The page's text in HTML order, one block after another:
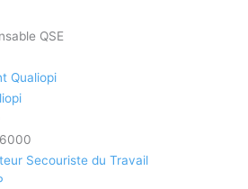
QSE
Qualiopi
Secouriste du Travail